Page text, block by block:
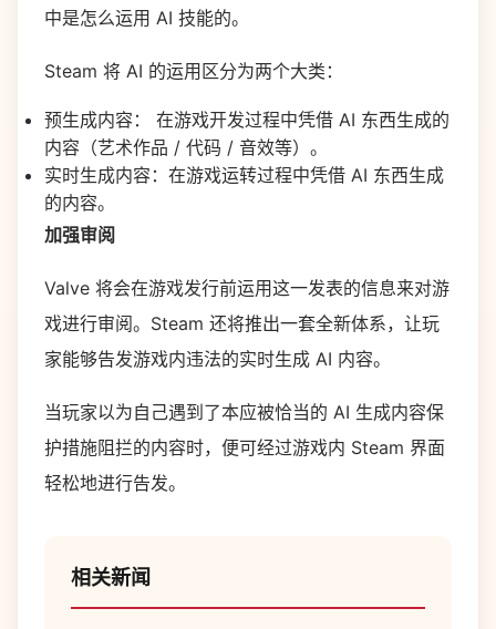
中是怎么运用 AI 技能的。
Steam 将 AI 的运用区分为两个大类：
预生成内容： 在游戏开发过程中凭借 AI 东西生成的
内容（艺术作品 / 代码 / 音效等）。
实时生成内容：在游戏运转过程中凭借 AI 东西生成
的内容。
加强审阅
Valve 将会在游戏发行前运用这一发表的信息来对游
戏进行审阅。Steam 还将推出一套全新体系，让玩
家能够告发游戏内违法的实时生成 AI 内容。
当玩家以为自己遇到了本应被恰当的 AI 生成内容保
护措施阻拦的内容时，便可经过游戏内 Steam 界面
轻松地进行告发。
相关新闻